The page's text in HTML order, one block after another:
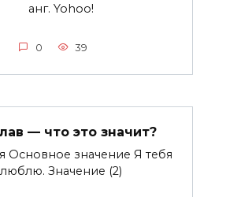
анг. Yohoo!
0 39
— что это значит?
Основное значение Я тебя
люблю. Значение (2)